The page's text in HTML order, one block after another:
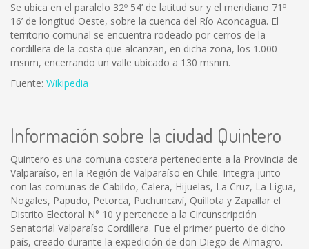
Se ubica en el paralelo 32º 54’ de latitud sur y el meridiano 71º
16’ de longitud Oeste, sobre la cuenca del Río Aconcagua. El
territorio comunal se encuentra rodeado por cerros de la
cordillera de la costa que alcanzan, en dicha zona, los 1.000
msnm, encerrando un valle ubicado a 130 msnm.
Fuente: Wikipedia
Información sobre la ciudad Quintero
Quintero es una comuna costera perteneciente a la Provincia de
Valparaíso, en la Región de Valparaíso en Chile. Integra junto
con las comunas de Cabildo, Calera, Hijuelas, La Cruz, La Ligua,
Nogales, Papudo, Petorca, Puchuncaví, Quillota y Zapallar el
Distrito Electoral N° 10 y pertenece a la Circunscripción
Senatorial Valparaíso Cordillera. Fue el primer puerto de dicho
país, creado durante la expedición de don Diego de Almagro.